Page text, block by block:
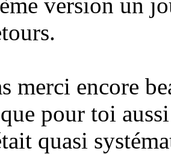
merci encore
pour toi
quasi